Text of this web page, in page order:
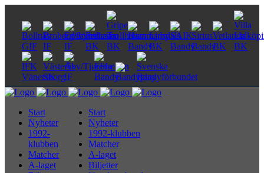
Start
Nyheter
1992-klubben
Matcher
A-laget
Biljetter
Start
Nyheter
1992-
klubben
Matcher
A-laget